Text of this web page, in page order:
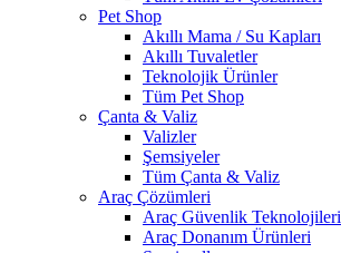
Pet Shop
Akıllı Mama / Su Kapları
Akıllı Tuvaletler
Teknolojik Ürünler
Tüm Pet Shop
Çanta & Valiz
Valizler
Şemsiyeler
Tüm Çanta & Valiz
Araç Çözümleri
Araç Güvenlik Teknolojileri
Araç Donanım Ürünleri